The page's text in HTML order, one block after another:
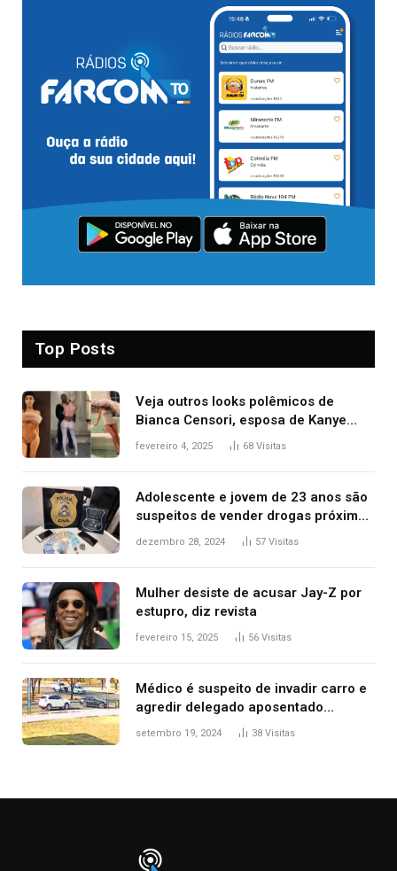
Top Posts
Veja outros looks polêmicos de
Bianca Censori, esposa de Kanye
West que apareceu nua no Grammy
fevereiro 4, 2025 68 Visitas
Adolescente e jovem de 23 anos são
suspeitos de vender drogas próximo
de delegacia e escola, diz polícia
dezembro 28, 2024 57 Visitas
Mulher desiste de acusar Jay-Z por
estupro, diz revista
fevereiro 15, 2025 56 Visitas
Médico é suspeito de invadir carro e
agredir delegado aposentado
durante confusão no trânsito
setembro 19, 2024 38 Visitas